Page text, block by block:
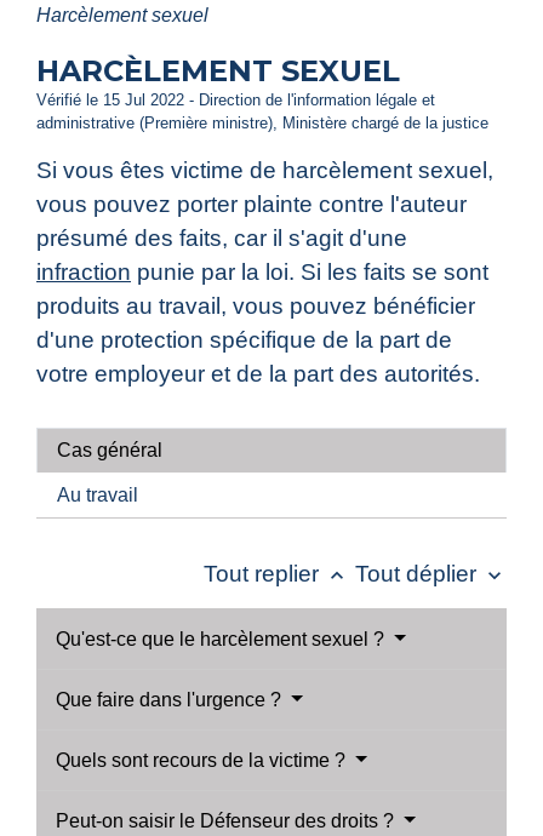
Harcèlement sexuel
HARCÈLEMENT SEXUEL
Vérifié le 15 Jul 2022 - Direction de l'information légale et
administrative (Première ministre), Ministère chargé de la justice
Si vous êtes victime de harcèlement sexuel,
vous pouvez porter plainte contre l'auteur
présumé des faits, car il s'agit d'une
infraction punie par la loi. Si les faits se sont
produits au travail, vous pouvez bénéficier
d'une protection spécifique de la part de
votre employeur et de la part des autorités.
Cas général
Au travail
Tout replier keyboard_arrow_up Tout déplier keyboard_arrow_down
Qu'est-ce que le harcèlement sexuel ?
Que faire dans l'urgence ?
Quels sont recours de la victime ?
Peut-on saisir le Défenseur des droits ?